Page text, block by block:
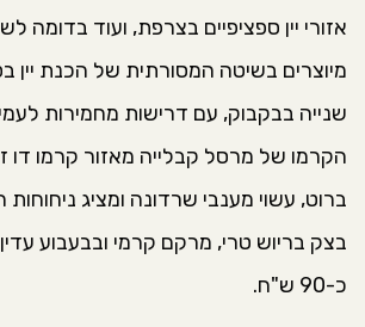
אזורי יין ספציפיים בצרפת, ועוד בדומה
מיוצרים בשיטה המסורתית של הכנת יין
שנייה בבקבוק, עם דרישות מחמירות
הקרמו של מרסל קבלייה מאזור קרמו דו
ברוט, עשוי מענבי שרדונה ומציג
בצק בריוש טרי, מרקם קרמי ובבעבוע
כ-90 ש"ח.